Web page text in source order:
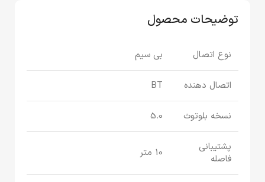
توضیحات محصول
نوع اتصال بی سیم
اتصال دهنده BT
نسخه بلوتوث 5.0
پشتیبانی
فاصله
10 متر